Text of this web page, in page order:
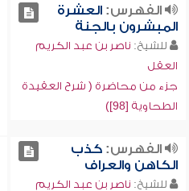
الفهرس:العشرة
المبشرون بالجنة
للشيخ: ناصر بن عبد الكريم
العقل
جزء من محاضرة ( شرح العقيدة
الطحاوية [98])
الفهرس:كذب
الكاهن والعراف
للشيخ: ناصر بن عبد الكريم